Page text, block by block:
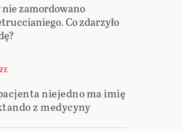
zamordowano
Co zdarzyło
niejedno ma imię
z medycyny